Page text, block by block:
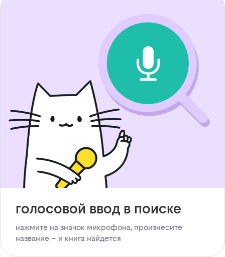
голосовой ввод в поиске
нажмите на значок микрофона, произнесите
название – и книга найдется